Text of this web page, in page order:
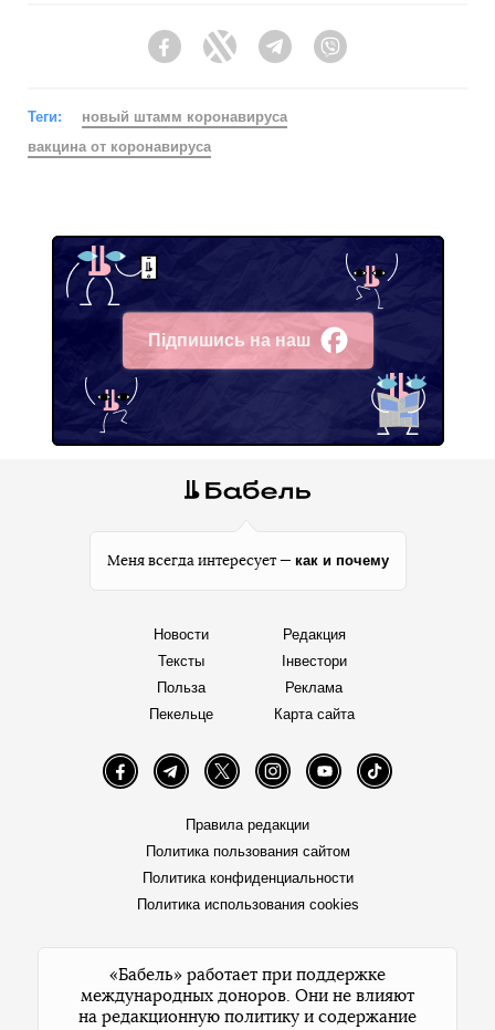
FacebookTwitter Telegram
Теги:
новый штамм коронавируса
вакцина от коронавируса
Підпишись на наш
Facebook
Меня всегда интересует — как и почему
Новости
Тексты
Польза
Пекельце
Редакция
Інвестори
Реклама
Карта сайта
FacebookTelegramTwitter InstagramYouTube TikTok
Правила редакции
Политика пользования сайтом
Политика конфиденциальности
Политика использования cookies
«Бабель» работает при поддержке
международных доноров. Они не влияют
на редакционную политику и содержание